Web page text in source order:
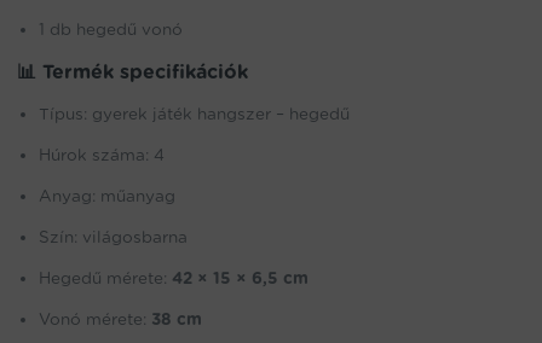
1 db hegedű vonó
📊 Termék specifikációk
Típus: gyerek játék hangszer – hegedű
Húrok száma: 4
Anyag: műanyag
Szín: világosbarna
Hegedű mérete: 42 × 15 × 6,5 cm
Vonó mérete: 38 cm